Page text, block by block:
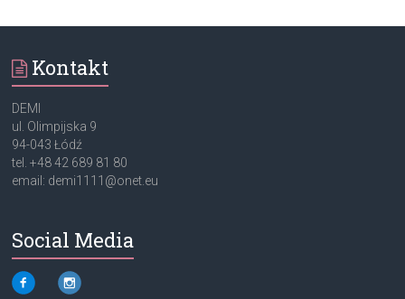
Kontakt
DEMI
ul. Olimpijska 9
94-043 Łódź
tel. +48 42 689 81 80
email: demi1111@onet.eu
Social Media